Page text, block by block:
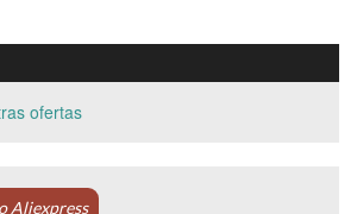
ofertas
Aliexpress